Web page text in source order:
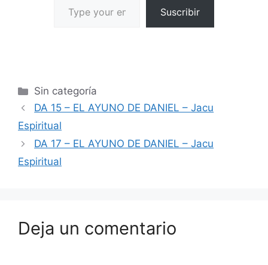
Suscribir
Sin categoría
DA 15 – EL AYUNO DE DANIEL – Jacu
Espiritual
DA 17 – EL AYUNO DE DANIEL – Jacu
Espiritual
Deja un comentario